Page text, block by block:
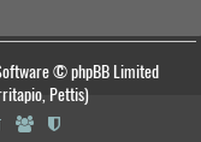
© phpBB Limited
Pettis)